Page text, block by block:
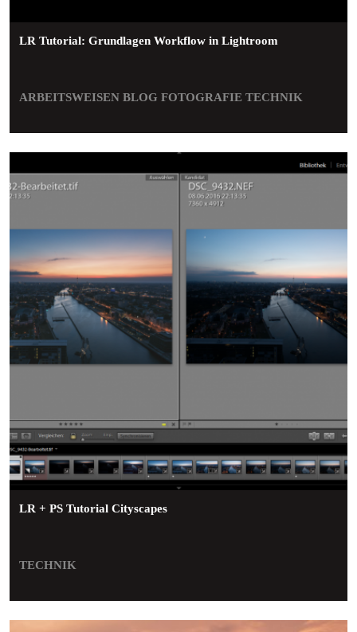
LR Tutorial: Grundlagen Workflow in Lightroom
ARBEITSWEISEN BLOG FOTOGRAFIE TECHNIK
LR + PS Tutorial Cityscapes
TECHNIK